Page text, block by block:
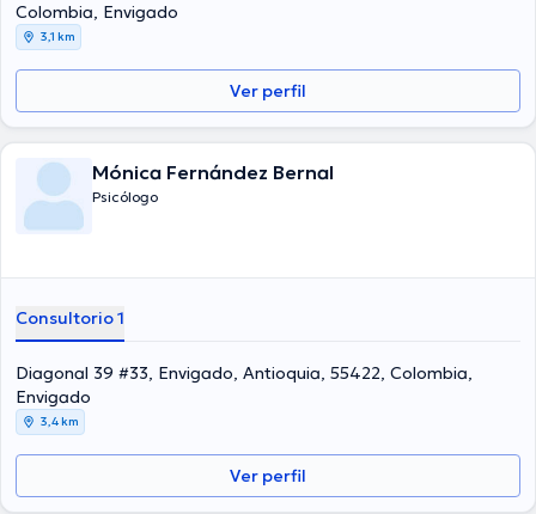
Colombia, Envigado
3,1 km
Ver perfil
Mónica Fernández Bernal
Psicólogo
Consultorio 1
Diagonal 39 #33, Envigado, Antioquia, 55422, Colombia,
Envigado
3,4 km
Ver perfil